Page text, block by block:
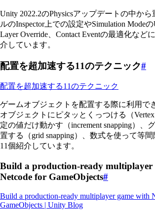
Unity 2022.2のPhysicsアップデートの中か
ルのInspector上での設定やSimulation Mode
Layer Override、Contact Eventの最適化など
介しています。
配置を超加速する11のテクニック#
配置を超加速する11のテクニック
ゲームオブジェクトを配置する際に利用で
オブジェクトにピタッとくっつける（Vertex
定の値だけ動かす（increment snapping）、
置する（grid snapping）、数式を使って等間
11個紹介しています。
Build a production-ready multiplayer
Netcode for GameObjects#
Build a production-ready multiplayer game with
GameObjects | Unity Blog